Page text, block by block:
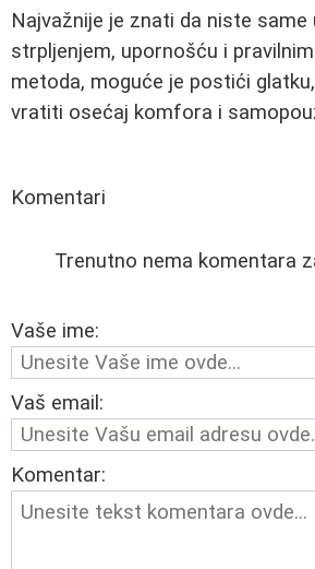
Najvažnije je znati da niste same
strpljenjem, upornošću i
metoda, moguće je postići
vratiti osećaj komfora i
Komentari
Trenutno nema komentara
Vaše ime:
Vaš email:
Komentar: